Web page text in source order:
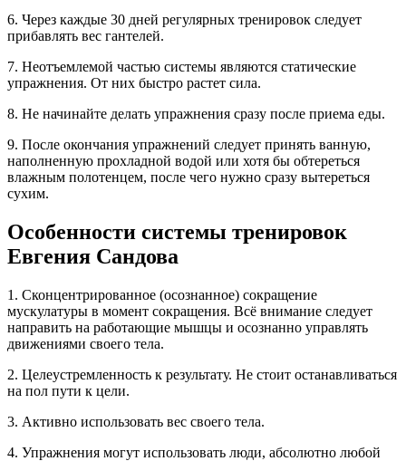
6. Через каждые 30 дней регулярных тренировок следует
прибавлять вес гантелей.
7. Неотъемлемой частью системы являются статические
упражнения. От них быстро растет сила.
8. Не начинайте делать упражнения сразу после приема еды.
9. После окончания упражнений следует принять ванную,
наполненную прохладной водой или хотя бы обтереться
влажным полотенцем, после чего нужно сразу вытереться
сухим.
Особенности системы тренировок
Евгения Сандова
1. Сконцентрированное (осознанное) сокращение
мускулатуры в момент сокращения. Всё внимание следует
направить на работающие мышцы и осознанно управлять
движениями своего тела.
2. Целеустремленность к результату. Не стоит останавливаться
на пол пути к цели.
3. Активно использовать вес своего тела.
4. Упражнения могут использовать люди, абсолютно любой